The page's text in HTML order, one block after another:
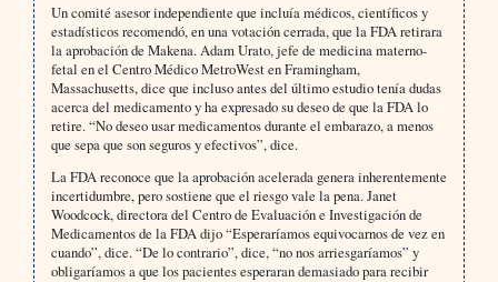
Un comité asesor independiente que incluía médicos, científicos y
estadísticos recomendó, en una votación cerrada, que la FDA retirara
la aprobación de Makena. Adam Urato, jefe de medicina materno-
fetal en el Centro Médico MetroWest en Framingham,
Massachusetts, dice que incluso antes del último estudio tenía dudas
acerca del medicamento y ha expresado su deseo de que la FDA lo
retire. “No deseo usar medicamentos durante el embarazo, a menos
que sepa que son seguros y efectivos”, dice.
La FDA reconoce que la aprobación acelerada genera inherentemente
incertidumbre, pero sostiene que el riesgo vale la pena. Janet
Woodcock, directora del Centro de Evaluación e Investigación de
Medicamentos de la FDA dijo “Esperaríamos equivocarnos de vez en
cuando”, dice. “De lo contrario”, dice, “no nos arriesgaríamos” y
obligaríamos a que los pacientes esperaran demasiado para recibir